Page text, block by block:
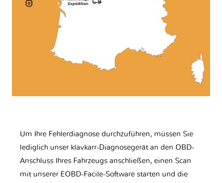
Um Ihre Fehlerdiagnose durchzuführen, müssen Sie
lediglich unser klavkarr-Diagnosegerät an den OBD-
Anschluss Ihres Fahrzeugs anschließen, einen Scan
mit unserer EOBD-Facile-Software starten und die